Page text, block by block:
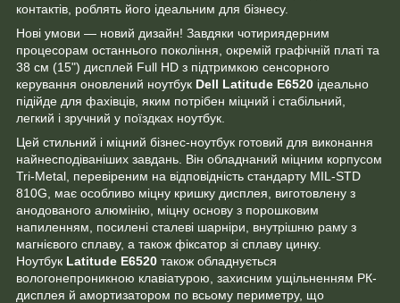
контактів, роблять його ідеальним для бізнесу.
Нові умови — новий дизайн! Завдяки чотириядерним
процесорам останнього покоління, окремій графічній платі та
38 см (15") дисплей Full HD з підтримкою сенсорного
керування оновлений ноутбук Dell Latitude E6520 ідеально
підійде для фахівців, яким потрібен міцний і стабільний,
легкий і зручний у поїздках ноутбук.
Цей стильний і міцний бізнес-ноутбук готовий для виконання
найнесподіваніших завдань. Він обладнаний міцним корпусом
Tri-Metal, перевіреним на відповідність стандарту MIL-STD
810G, має особливо міцну кришку дисплея, виготовлену з
анодованого алюмінію, міцну основу з порошковим
напиленням, посилені сталеві шарніри, внутрішню раму з
магнієвого сплаву, а також фіксатор зі сплаву цинку.
Ноутбук Latitude E6520 також обладнується
вологонепроникною клавіатурою, захисним ущільненням РК-
дисплея й амортизатором по всьому периметру, що